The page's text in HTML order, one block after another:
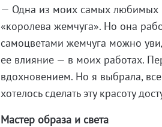
— Одна из моих самых любимых
«королева жемчуга». Но она
самоцветами жемчуга можно
ее влияние — в моих работах.
вдохновением. Но я выбрала,
хотелось сделать эту красоту
Мастер образа и света